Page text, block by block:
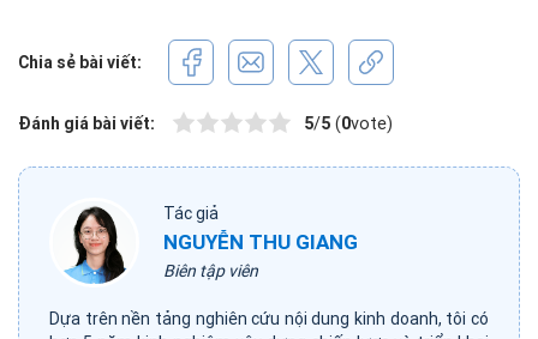
Chia sẻ bài viết:
Đánh giá bài viết: 5/5 (0vote)
Tác giả
NGUYỄN THU GIANG
Biên tập viên
Dựa trên nền tảng nghiên cứu nội dung kinh doanh, tôi có